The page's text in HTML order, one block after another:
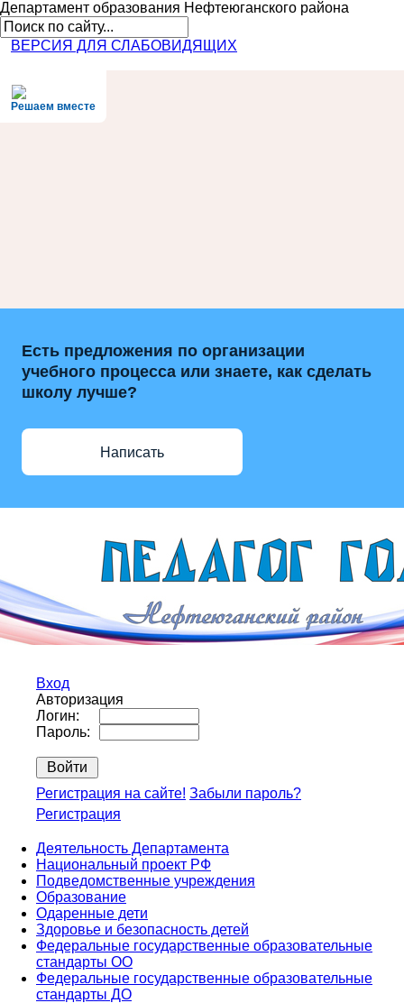
Департамент образования Нефтеюганского района
ВЕРСИЯ ДЛЯ СЛАБОВИДЯЩИХ
Решаем вместе
Есть предложения по организации
учебного процесса или знаете, как сделать
школу лучше?
Написать
Вход
Авторизация
Логин:
Пароль:
Регистрация на сайте! Забыли пароль?
Регистрация
Деятельность Департамента
Национальный проект РФ
Подведомственные учреждения
Образование
Одаренные дети
Здоровье и безопасность детей
Федеральные государственные образовательные
стандарты ОО
Федеральные государственные образовательные
стандарты ДО